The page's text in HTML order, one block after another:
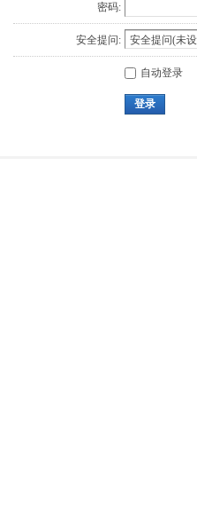
密码:
安全提问:
自动登录
登录